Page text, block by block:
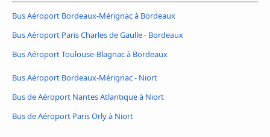
Bus Aéroport Bordeaux-Mérignac à Bordeaux
Bus Aéroport Paris Charles de Gaulle - Bordeaux
Bus Aéroport Toulouse-Blagnac à Bordeaux
Bus Aéroport Bordeaux-Mérignac - Niort
Bus de Aéroport Nantes Atlantique à Niort
Bus de Aéroport Paris Orly à Niort